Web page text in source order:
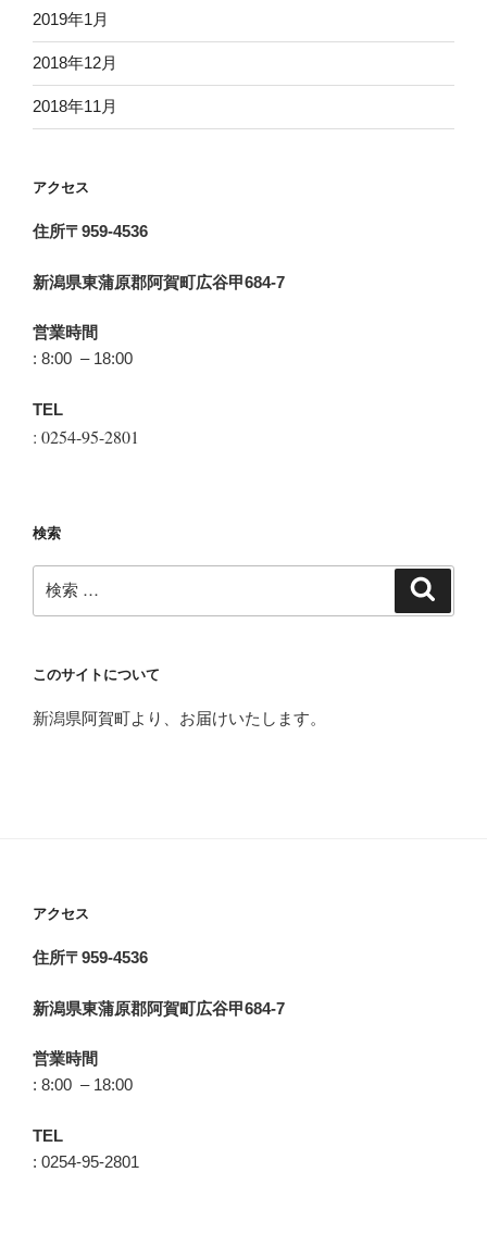
2019年1月
2018年12月
2018年11月
アクセス
住所〒959-4536
新潟県東蒲原郡阿賀町広谷甲684-7
営業時間
: 8:00 – 18:00
TEL
: 0254-95-2801
検索
検
索:
このサイトについて
新潟県阿賀町より、お届けいたします。
アクセス
住所〒959-4536
新潟県東蒲原郡阿賀町広谷甲684-7
営業時間
: 8:00 – 18:00
TEL
: 0254-95-2801